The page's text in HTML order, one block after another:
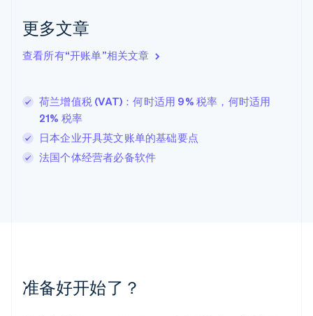
更多文章
查看所有“开账单”相关文章
荷兰增值税 (VAT)：何时适用 9% 税率，何时适用
21% 税率
日本企业开具英文账单的基础要点
法国个体经营者必备软件
准备好开始了？
English
English
卢森堡
FrançaisDeutsch
罗马尼亚
English
马尔他
English
葡萄牙